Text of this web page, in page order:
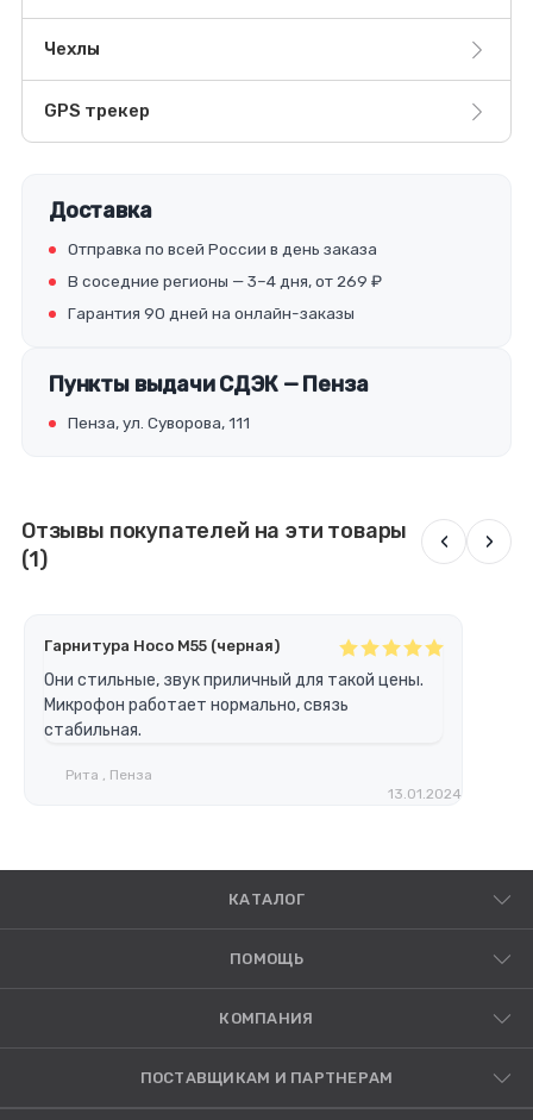
Чехлы
GPS трекер
Доставка
Отправка по всей России в день заказа
В соседние регионы — 3–4 дня, от 269 ₽
Гарантия 90 дней на онлайн-заказы
Пункты выдачи СДЭК — Пенза
Пенза, ул. Суворова, 111
Отзывы покупателей на эти товары
(1)
‹ ›
Гарнитура Hoco M55 (черная)
Они стильные, звук приличный для такой цены.
Микрофон работает нормально, связь
стабильная.
Рита , Пенза
13.01.2024
КАТАЛОГ
ПОМОЩЬ
КОМПАНИЯ
ПОСТАВЩИКАМ И ПАРТНЕРАМ